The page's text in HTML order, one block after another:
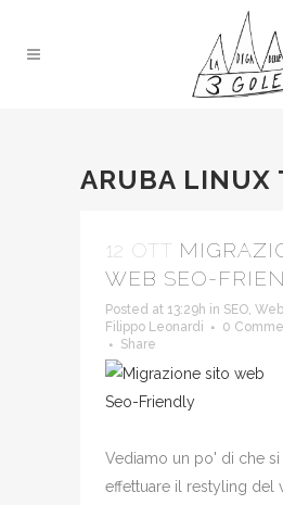
ARUBA LINUX
12 OTT
WEB SEO-
Posted at 13:29h in SEO,
Filippo Leonardi
0
Share
Vediamo un po' di che si
effettuare il restyling del